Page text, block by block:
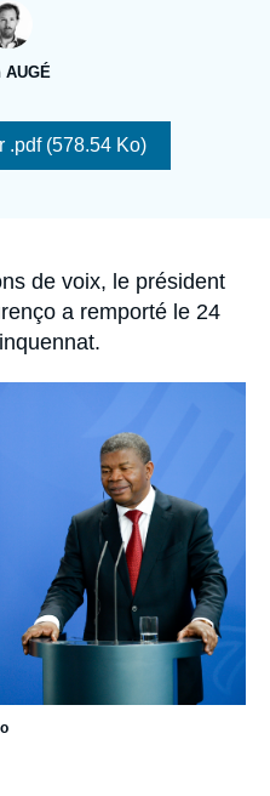
AUGÉ
.pdf (578.54 Ko)
de voix, le président
a remporté le 24